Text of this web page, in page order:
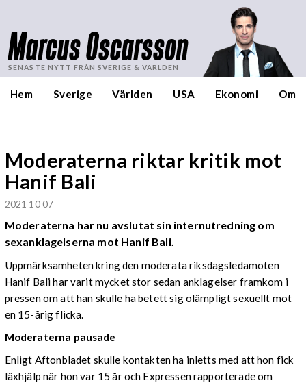
Marcus Oscarsson
SENASTE NYTT FRÅN SVERIGE & VÄRLDEN
Hem Sverige Världen USA Ekonomi Om
Moderaterna riktar kritik mot
Hanif Bali
2021 10 07
Moderaterna har nu avslutat sin internutredning om
sexanklagelserna mot Hanif Bali.
Uppmärksamheten kring den moderata riksdagsledamoten
Hanif Bali har varit mycket stor sedan anklagelser framkom i
pressen om att han skulle ha betett sig olämpligt sexuellt mot
en 15-årig flicka.
Moderaterna pausade
Enligt Aftonbladet skulle kontakten ha inletts med att hon fick
läxhjälp när hon var 15 år och Expressen rapporterade om